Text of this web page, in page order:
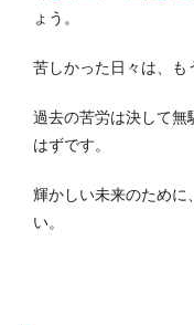
ょう。
苦しかった日々は、も
過去の苦労は決して無
はずです。
輝かしい未来のために
い。